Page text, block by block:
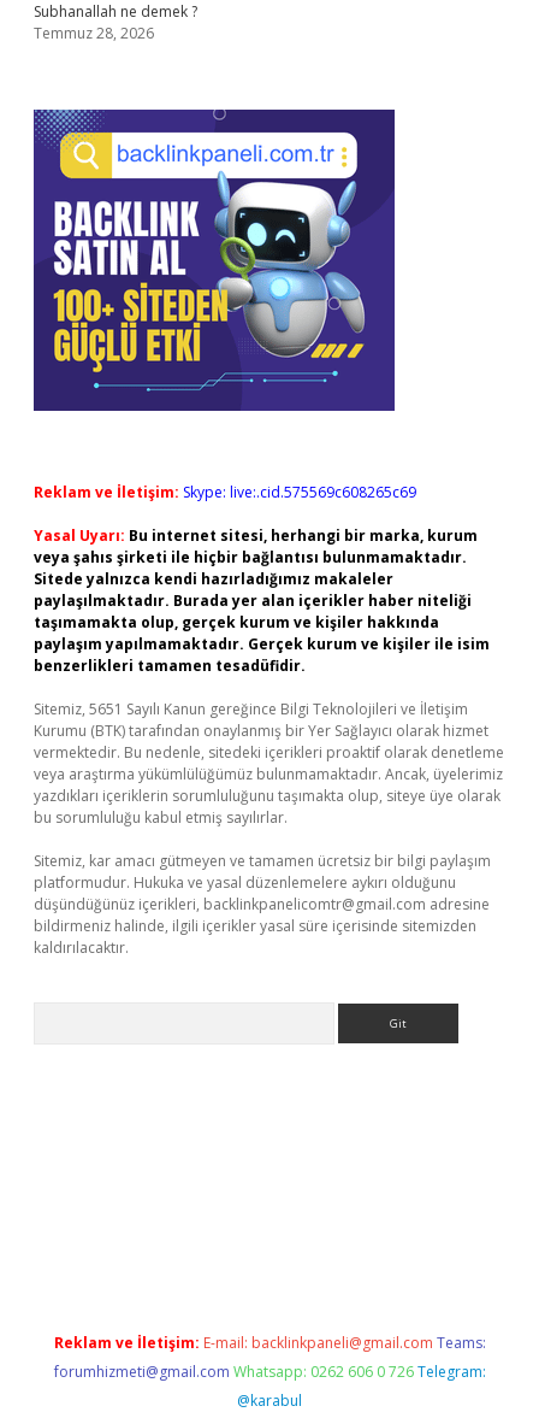
Subhanallah ne demek ?
Temmuz 28, 2026
Reklam ve İletişim: Skype: live:.cid.575569c608265c69
Yasal Uyarı: Bu internet sitesi, herhangi bir marka, kurum
veya şahıs şirketi ile hiçbir bağlantısı bulunmamaktadır.
Sitede yalnızca kendi hazırladığımız makaleler
paylaşılmaktadır. Burada yer alan içerikler haber niteliği
taşımamakta olup, gerçek kurum ve kişiler hakkında
paylaşım yapılmamaktadır. Gerçek kurum ve kişiler ile isim
benzerlikleri tamamen tesadüfidir.
Sitemiz, 5651 Sayılı Kanun gereğince Bilgi Teknolojileri ve İletişim
Kurumu (BTK) tarafından onaylanmış bir Yer Sağlayıcı olarak hizmet
vermektedir. Bu nedenle, sitedeki içerikleri proaktif olarak denetleme
veya araştırma yükümlülüğümüz bulunmamaktadır. Ancak, üyelerimiz
yazdıkları içeriklerin sorumluluğunu taşımakta olup, siteye üye olarak
bu sorumluluğu kabul etmiş sayılırlar.
Sitemiz, kar amacı gütmeyen ve tamamen ücretsiz bir bilgi paylaşım
platformudur. Hukuka ve yasal düzenlemelere aykırı olduğunu
düşündüğünüz içerikleri, backlinkpanelicomtr@gmail.com adresine
bildirmeniz halinde, ilgili içerikler yasal süre içerisinde sitemizden
kaldırılacaktır.
Reklam ve İletişim: E-mail: backlinkpaneli@gmail.com Teams:
forumhizmeti@gmail.com Whatsapp: 0262 606 0 726 Telegram:
@karabul